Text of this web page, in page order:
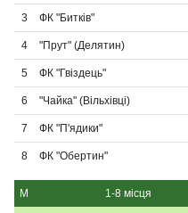
3 ФК "Битків"
4 "Прут" (Делятин)
5 ФК "Гвіздець"
6 "Чайка" (Вільхівці)
7 ФК "П'ядики"
8 ФК "Обертин"
М 1-8 місця